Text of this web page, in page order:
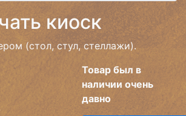
киоск
(стол, стул, стеллажи).
Товар был в
наличии очень
давно